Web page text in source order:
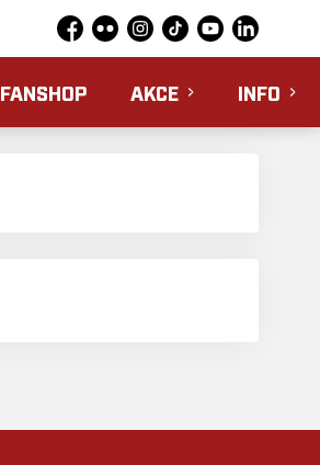
Facebook
Flickr Instagram
TikTokYouTubeLinkedIn
FANSHOP AKCE INFO